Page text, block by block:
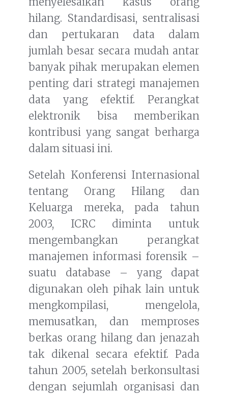
hilang. Standardisasi, sentralisasi
dan pertukaran data dalam
jumlah besar secara mudah antar
banyak pihak merupakan elemen
penting dari strategi manajemen
data yang efektif. Perangkat
elektronik bisa memberikan
kontribusi yang sangat berharga
dalam situasi ini.
Setelah Konferensi Internasional
tentang Orang Hilang dan
Keluarga mereka, pada tahun
2003, ICRC diminta untuk
mengembangkan perangkat
manajemen informasi forensik –
suatu database – yang dapat
digunakan oleh pihak lain untuk
mengkompilasi, mengelola,
memusatkan, dan memproses
berkas orang hilang dan jenazah
tak dikenal secara efektif. Pada
tahun 2005, setelah berkonsultasi
dengan sejumlah organisasi dan